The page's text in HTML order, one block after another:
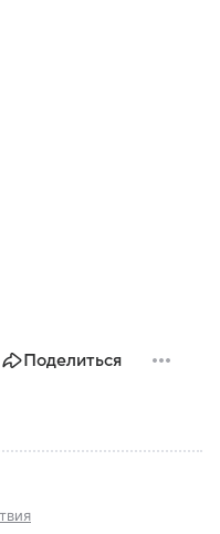
Поделиться